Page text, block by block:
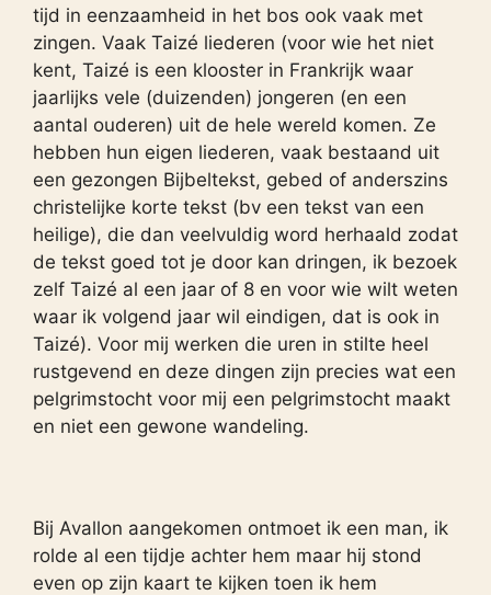
tijd in eenzaamheid in het bos ook vaak met
zingen. Vaak Taizé liederen (voor wie het niet
kent, Taizé is een klooster in Frankrijk waar
jaarlijks vele (duizenden) jongeren (en een
aantal ouderen) uit de hele wereld komen. Ze
hebben hun eigen liederen, vaak bestaand uit
een gezongen Bijbeltekst, gebed of anderszins
christelijke korte tekst (bv een tekst van een
heilige), die dan veelvuldig word herhaald zodat
de tekst goed tot je door kan dringen, ik bezoek
zelf Taizé al een jaar of 8 en voor wie wilt weten
waar ik volgend jaar wil eindigen, dat is ook in
Taizé). Voor mij werken die uren in stilte heel
rustgevend en deze dingen zijn precies wat een
pelgrimstocht voor mij een pelgrimstocht maakt
en niet een gewone wandeling.
Bij Avallon aangekomen ontmoet ik een man, ik
rolde al een tijdje achter hem maar hij stond
even op zijn kaart te kijken toen ik hem